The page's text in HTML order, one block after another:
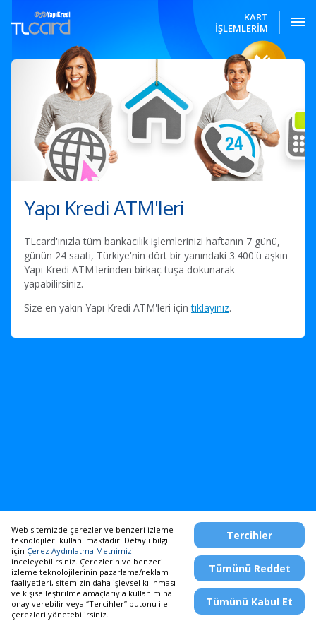
KART
İŞLEMLERİM
Yapı Kredi ATM'leri
TLcard'ınızla tüm bankacılık işlemlerinizi haftanın 7 günü,
günün 24 saati, Türkiye'nin dört bir yanındaki 3.400'ü aşkın
Yapı Kredi ATM'lerinden birkaç tuşa dokunarak
yapabilirsiniz.
Size en yakın Yapı Kredi ATM'leri içintıklayınız.
Telefon Bankacılığı
444 0 444 0850 222 0 444
Masaüstü Siteye Devam Et
2024 Yapı ve Kredi Bankası A.Ş.
Web sitemizde çerezler ve benzeri izleme
teknolojileri kullanılmaktadır. Detaylı bilgi
için Çerez Aydınlatma Metnimizi
inceleyebilirsiniz. Çerezlerin ve benzeri
izleme teknolojilerinin pazarlama/reklam
faaliyetleri, sitemizin daha işlevsel kılınması
ve kişiselleştirilme amaçlarıyla kullanımına
onay verebilir veya ‘’Tercihler’’ butonu ile
çerezleri yönetebilirsiniz.
Tercihler
Tümünü Reddet
Tümünü Kabul Et